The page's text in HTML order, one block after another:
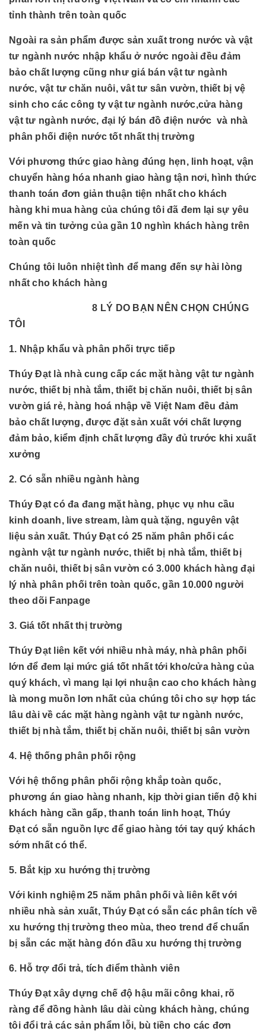
tỉnh thành trên toàn quốc
Ngoài ra sản phẩm được sản xuất trong nước và vật
tư ngành nước nhập khẩu ở nước ngoài đều đảm
bảo chất lượng cũng như giá bán vật tư ngành
nước, vật tư chăn nuôi, vât tư sân vườn, thiết bị vệ
sinh cho các công ty vật tư ngành nước,cửa hàng
vật tư ngành nước, đại lý bán đồ điện nước và nhà
phân phối điện nước tốt nhất thị trường
Với phương thức giao hàng đúng hẹn, linh hoạt, vận
chuyển hàng hóa nhanh giao hàng tận nơi, hình thức
thanh toán đơn giản thuận tiện nhất cho khách
hàng khi mua hàng của chúng tôi đã đem lại sự yêu
mến và tin tưởng của gần 10 nghìn khách hàng trên
toàn quốc
Chúng tôi luôn nhiệt tình để mang đến sự hài lòng
nhất cho khách hàng
8 LÝ DO BẠN NÊN CHỌN CHÚNG
TÔI
1. Nhập khẩu và phân phối trực tiếp
Thúy Đạt là nhà cung cấp các mặt hàng vật tư ngành
nước, thiết bị nhà tắm, thiết bị chăn nuôi, thiết bị sân
vườn giá rẻ, hàng hoá nhập về Việt Nam đều đảm
bảo chất lượng, được đặt sản xuất với chất lượng
đảm bảo, kiểm định chất lượng đầy đủ trước khi xuất
xưởng
2. Có sẵn nhiều ngành hàng
Thúy Đạt có đa đang mặt hàng, phục vụ nhu cầu
kinh doanh, live stream, làm quà tặng, nguyên vật
liệu sản xuất. Thúy Đạt có 25 năm phân phối các
ngành vật tư ngành nước, thiết bị nhà tắm, thiết bị
chăn nuôi, thiết bị sân vườn có 3.000 khách hàng đại
lý nhà phân phối trên toàn quốc, gần 10.000 người
theo dõi Fanpage
3. Giá tốt nhất thị trường
Thúy Đạt liên kết với nhiều nhà máy, nhà phân phối
lớn để đem lại mức giá tốt nhất tới kho/cửa hàng của
quý khách, vì mang lại lợi nhuận cao cho khách hàng
là mong muồn lơn nhất của chúng tôi cho sự hợp tác
lâu dài về các mặt hàng ngành vật tư ngành nước,
thiết bị nhà tắm, thiết bị chăn nuôi, thiết bị sân vườn
4. Hệ thống phân phối rộng
Với hệ thống phân phối rộng khắp toàn quốc,
phương án giao hàng nhanh, kịp thời gian tiến độ khi
khách hàng cần gấp, thanh toán linh hoạt, Thúy
Đạt có sẵn nguồn lực để giao hàng tới tay quý khách
sớm nhất có thể.
5. Bắt kịp xu hướng thị trường
Với kinh nghiệm 25 năm phân phối và liên kết với
nhiều nhà sản xuất, Thúy Đạt có sẵn các phân tích về
xu hướng thị trường theo mùa, theo trend để chuẩn
bị sẵn các mặt hàng đón đầu xu hướng thị trường
6. Hỗ trợ đổi trả, tích điểm thành viên
Thúy Đạt xây dựng chế độ hậu mãi công khai, rõ
ràng để đồng hành lâu dài cùng khách hàng, chúng
tôi đổi trả các sản phẩm lỗi, bù tiền cho các đơn